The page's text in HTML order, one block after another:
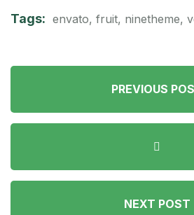
Tags: envato, fruit, ninetheme,
PREVIOUS
NEXT POST